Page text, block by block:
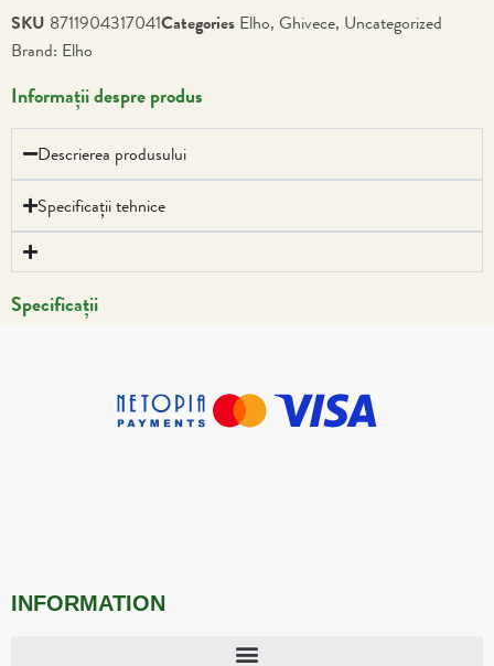
SKU 8711904317041Categories Elho, Ghivece, Uncategorized
Brand: Elho
Informații despre produs
Descrierea produsului
Specificații tehnice
Specificații
INFORMATION